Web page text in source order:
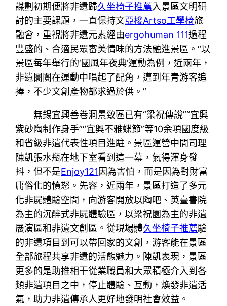
謀劃初期便將非遺歸久坐椅子推薦入景區文明研
討的主要課題，一直保持文亞梭Artso工學椅旅
融會，重視將非遺元素經由ergohuman 111過程
豐盛的、合適民眾審美情味的方法融進景區。“以
景區每年舉行的‘國風年夜典’運動為例，近兩年，
非遺闤闠在運動中唱起了配角，遭到年青游客追
捧，不少文創產物都求過於供。”
無錫宜興善卷洞景致區已有“梁祝傳說”“宜興
紫砂陶制作身手”“宜興不雅蝶節”等10余項國度級
和省級非遺代表性項目進駐。景區運營中間司理
陳凱張水瓶在地下室看到這一幕，氣得渾身發
抖，但不是Enjoy121因為害怕，而是因為對財富
庸俗化的憤怒。先容，近兩年，景區打造了多元
化非屍體驗空間，向游客開放以陶吧、英臺書院
為主的沉醉式非屍體驗區，以梁祝園為主的非遺
展演區和非遺文創區。從現場體久坐椅子推薦驗
的非遺項目到可以帶回家的文創，游客能在景區
全部旅程共享非遺的活態魅力。陳凱表現，景區
更多的是助推相干從業職員和大眾積極介入到各
類非遺項目之中，停止體驗、互動，煥發非遺活
氣，助力非遺傳承人更好地發明社會效益。